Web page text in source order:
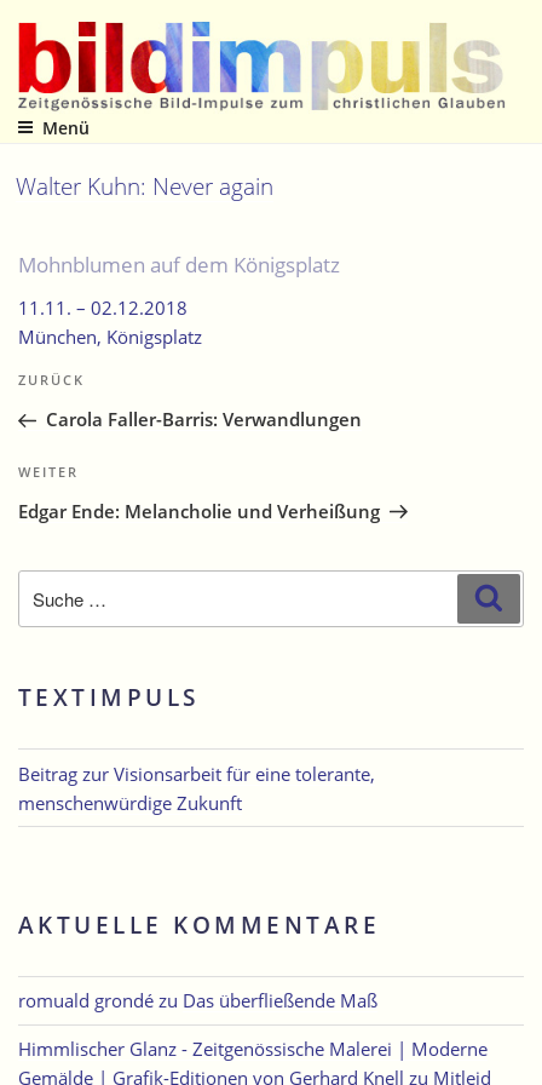
Inhalt
springen
Zeitgenössische Bild-Impulse zum christlichen Glauben
Menü
Walter Kuhn: Never again
Mohnblumen auf dem Königsplatz
11.11. – 02.12.2018
München, Königsplatz
Beitragsnavigation
Vorheriger
Beitrag
ZURÜCK
Carola Faller-Barris: Verwandlungen
Nächster
Beitrag
WEITER
Edgar Ende: Melancholie und Verheißung
nach:
TEXTIMPULS
Beitrag zur Visionsarbeit für eine tolerante,
menschenwürdige Zukunft
AKTUELLE KOMMENTARE
romuald grondé zu Das überfließende Maß
Himmlischer Glanz - Zeitgenössische Malerei | Moderne
Gemälde | Grafik-Editionen von Gerhard Knell zu Mitleid